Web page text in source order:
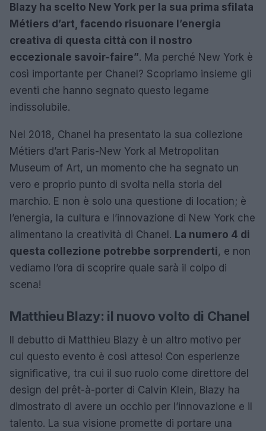
Blazy ha scelto New York per la sua prima sfilata
Métiers d’art, facendo risuonare l’energia
creativa di questa città con il nostro
eccezionale savoir-faire”. Ma perché New York è
così importante per Chanel? Scopriamo insieme gli
eventi che hanno segnato questo legame
indissolubile.
Nel 2018, Chanel ha presentato la sua collezione
Métiers d’art Paris-New York al Metropolitan
Museum of Art, un momento che ha segnato un
vero e proprio punto di svolta nella storia del
marchio. E non è solo una questione di location; è
l’energia, la cultura e l’innovazione di New York che
alimentano la creatività di Chanel. La numero 4 di
questa collezione potrebbe sorprenderti, e non
vediamo l’ora di scoprire quale sarà il colpo di
scena!
Matthieu Blazy: il nuovo volto di Chanel
Il debutto di Matthieu Blazy è un altro motivo per
cui questo evento è così atteso! Con esperienze
significative, tra cui il suo ruolo come direttore del
design del prêt-à-porter di Calvin Klein, Blazy ha
dimostrato di avere un occhio per l’innovazione e il
talento. La sua visione promette di portare una